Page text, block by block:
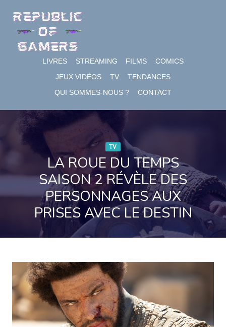
content
LIVRES STREAMING FILMS
COMICS
JEUX VIDÉOS
TV
TENDANCES
QUI SOMMES-NOUS ?
CONTACT
TV
LA ROUE DU TEMPS
SAISON 2 RÉVÈLE DES
PERSONNAGES AUX
PRISES AVEC LE DESTIN